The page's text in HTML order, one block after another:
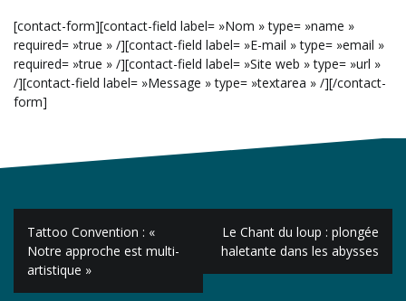
[contact-form][contact-field label= »Nom » type= »name »
required= »true » /][contact-field label= »E-mail » type= »email »
required= »true » /][contact-field label= »Site web » type= »url »
/][contact-field label= »Message » type= »textarea » /][/contact-
form]
Navigation
de
l’article
Tattoo Convention : «
Notre approche est multi-
artistique »
Le Chant du loup : plongée
haletante dans les abysses